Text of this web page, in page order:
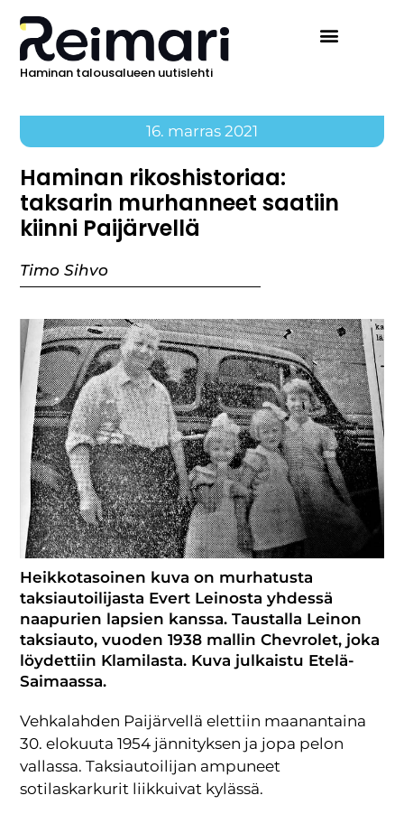
Haminan talousalueen uutislehti
16. marras 2021
Haminan rikoshistoriaa:
taksarin murhanneet saatiin
kiinni Paijärvellä
Timo Sihvo
Heikkotasoinen kuva on murhatusta
taksiautoilijasta Evert Leinosta yhdessä
naapurien lapsien kanssa. Taustalla Leinon
taksiauto, vuoden 1938 mallin Chevrolet, joka
löydettiin Klamilasta. Kuva julkaistu Etelä-
Saimaassa.
Vehkalahden Paijärvellä elettiin maanantaina
30. elokuuta 1954 jännityksen ja jopa pelon
vallassa. Taksiautoilijan ampuneet
sotilaskarkurit liikkuivat kylässä.